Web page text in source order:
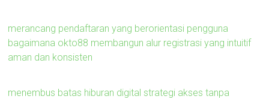
merancang pendaftaran yang berorientasi pengguna
bagaimana okto88 membangun alur registrasi yang intuitif
aman dan konsisten
menembus batas hiburan digital strategi akses tanpa